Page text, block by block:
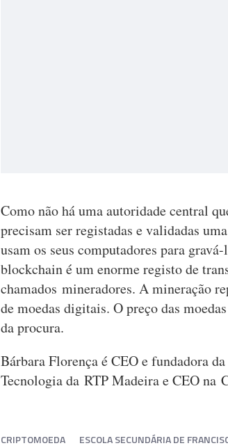
Como não há uma autoridade central
precisam ser registadas e validadas
usam os seus computadores para
blockchain é um enorme registo de
chamados mineradores. A mineração
de moedas digitais. O preço das
da procura.
Bárbara Florença é CEO e fundadora
Tecnologia da RTP Madeira e CEO na
CRIPTOMOEDA ESCOLA SECUNDÁRIA DE